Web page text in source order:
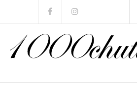
content
Facebook